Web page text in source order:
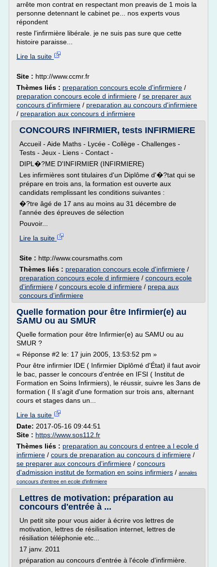
arrête mon contrat en respectant mon preavis de 1 mois la
personne detennant le cabinet pe... nos experts vous
répondent
reste l'infirmière libérale. je ne suis pas sure que cette
histoire paraisse...
Lire la suite
Site : http://www.ccmr.fr
Thèmes liés : preparation concours ecole d'infirmiere /
preparation concours ecole d infirmiere / se preparer aux
concours d'infirmiere / preparation au concours d'infirmiere
/ preparation aux concours d infirmiere
CONCOURS INFIRMIER, tests INFIRMIERE
Accueil - Aide Maths - Lycée - Collège - Challenges -
Tests - Jeux - Liens - Contact -
DIPL�?ME D'INFIRMIER (INFIRMIERE)
Les infirmières sont titulaires d'un Diplôme d'�?tat qui se
prépare en trois ans, la formation est ouverte aux
candidats remplissant les conditions suivantes :
�?tre âgé de 17 ans au moins au 31 décembre de
l'année des épreuves de sélection
Pouvoir...
Lire la suite
Site : http://www.coursmaths.com
Thèmes liés : preparation concours ecole d'infirmiere /
preparation concours ecole d infirmiere / concours ecole
d'infirmiere / concours ecole d infirmiere / prepa aux
concours d'infirmiere
Quelle formation pour être Infirmier(e) au
SAMU ou au SMUR
Quelle formation pour être Infirmier(e) au SAMU ou au
SMUR ?
« Réponse #2 le: 17 juin 2005, 13:53:52 pm »
Pour être infirmier IDE ( Infirmier Diplômé d'État) il faut avoir
le bac, passer le concours d'entrée en IFSI ( Institut de
Formation en Soins Infirmiers), le réussir, suivre les 3ans de
formation ( Il s'agit d'une formation sur trois ans, alternant
cours et stages dans un...
Lire la suite
Date: 2017-05-16 09:44:51
Site : https://www.sos112.fr
Thèmes liés : preparation au concours d entree a l ecole d
infirmiere / cours de preparation au concours d infirmiere /
se preparer aux concours d'infirmiere / concours
d'admission institut de formation en soins infirmiers / annales
concours d'entree en ecole d'infirmiere
Lettres de motivation: préparation au
concours d'entrée à ...
Un petit site pour vous aider à écrire vos lettres de
motivation, lettres de résilisation internet, lettres de
résiliation téléphonie etc...
17 janv. 2011
préparation au concours d'entrée à l'école d'infirmière.